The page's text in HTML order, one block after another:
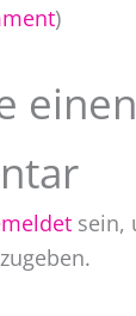
)
einen
sein,